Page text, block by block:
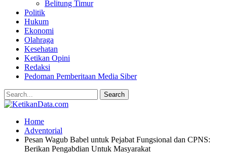
Belitung Timur
Politik
Hukum
Ekonomi
Olahraga
Kesehatan
Ketikan Opini
Redaksi
Pedoman Pemberitaan Media Siber
Home
Adventorial
Pesan Wagub Babel untuk Pejabat Fungsional dan CPNS:
Berikan Pengabdian Untuk Masyarakat